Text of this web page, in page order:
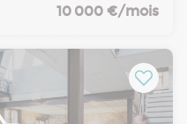
se distinguent par leur
professionnels, ils
28 postes de travail dans
ses espaces extérieurs
10 000 €/mois